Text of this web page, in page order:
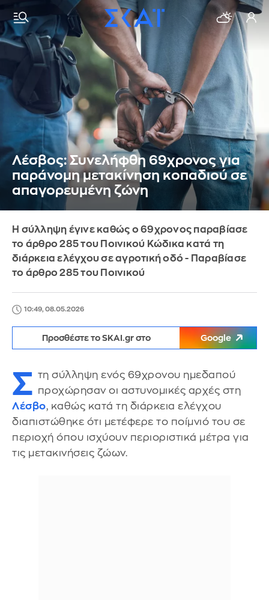
Λέσβος: Συνελήφθη 69χρονος για
παράνομη μετακίνηση κοπαδιού σε
απαγορευμένη ζώνη
Η σύλληψη έγινε καθώς ο 69χρονος παραβίασε
το άρθρο 285 του Ποινικού Κώδικα κατά τη
διάρκεια ελέγχου σε αγροτική οδό - Παραβίασε
το άρθρο 285 του Ποινικού
10:49, 08.05.2026
Προσθέστε το SKAI.gr στο Google
Σ τη σύλληψη ενός 69χρονου ημεδαπού
προχώρησαν οι αστυνομικές αρχές στη
Λέσβο, καθώς κατά τη διάρκεια ελέγχου
διαπιστώθηκε ότι μετέφερε το ποίμνιό του σε
περιοχή όπου ισχύουν περιοριστικά μέτρα για
τις μετακινήσεις ζώων.